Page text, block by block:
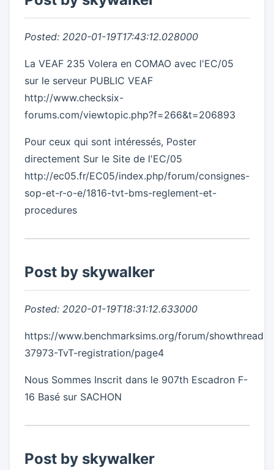
Posted: 2020-01-19T17:43:12.028000
La VEAF 235 Volera en COMAO avec l'EC/05
sur le serveur PUBLIC VEAF
http://www.checksix-
forums.com/viewtopic.php?f=266&t=206893
Pour ceux qui sont intéressés, Poster
directement Sur le Site de l'EC/05
http://ec05.fr/EC05/index.php/forum/consignes-
sop-et-r-o-e/1816-tvt-bms-reglement-et-
procedures
Post by skywalker
Posted: 2020-01-19T18:31:12.633000
https://www.benchmarksims.org/forum/
37973-TvT-registration/page4
Nous Sommes Inscrit dans le 907th Escadron F-
16 Basé sur SACHON
Post by skywalker